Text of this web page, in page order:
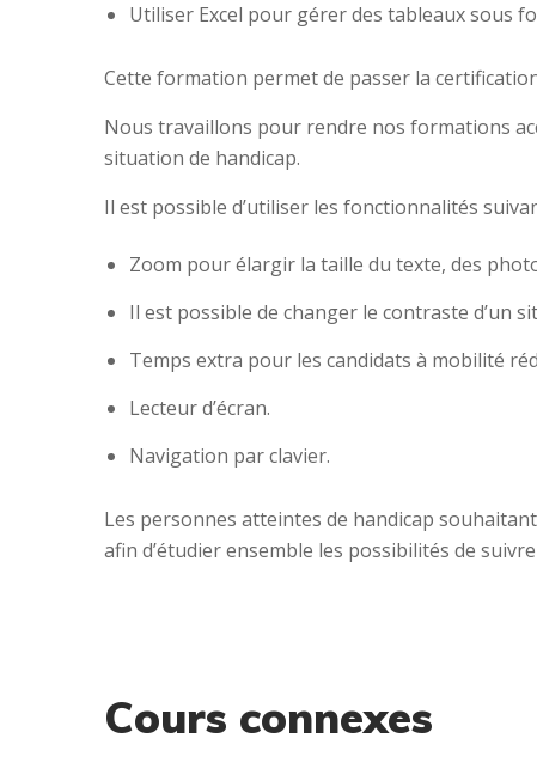
Utiliser Excel pour gérer des tableaux sous
Cette formation permet de passer la
Nous travaillons pour rendre nos formations
situation de handicap.
Il est possible d’utiliser les fonctionnalités
Zoom pour élargir la taille du texte, des
Il est possible de changer le contraste d’un
Temps extra pour les candidats à mobilité
Lecteur d’écran.
Navigation par clavier.
Les personnes atteintes de handicap
afin d’étudier ensemble les possibilités de
Cours connexes